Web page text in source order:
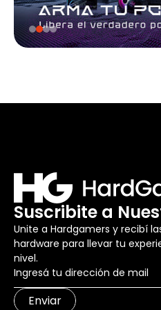
Suscribite a
Unite a Hardgamers y recibí
hardware para llevar tu
nivel.
Enviar